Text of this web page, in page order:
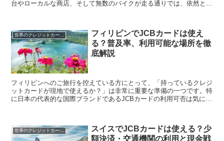
台やローカルな商店、そして無数のバイクが走る通りでは、依然とし
世界のクレジットカード事情
フィリピンでJCBカードは使え
る？普及率、利用可能な場所を徹
底解説
フィリピンへのご旅行を控えている方にとって、「持っているクレジ
ットカードが現地で使えるか？」は非常に重要な準備の一つです。特
に日本の代表的な国際ブランドであるJCBカードの利用可否は気にな
世界のクレジットカード事情
スイスでJCBカードは使える？少
額決済・交通機関の利用と現金戦